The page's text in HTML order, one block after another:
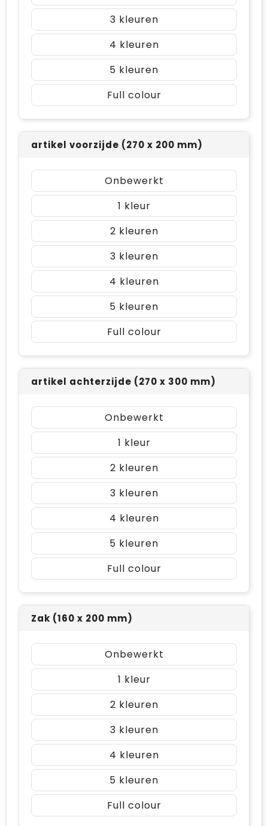
3
4
5
Full colour
artikel voorzijde (270 x 200 mm)
Onbewerkt
1
2
3
4
5
Full colour
artikel achterzijde (270 x 300 mm)
Onbewerkt
1
2
3
4
5
Full colour
Zak (160 x 200 mm)
Onbewerkt
1
2
3
4
5
Full colour